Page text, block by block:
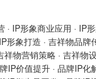
· IP形象商业应用 · IP
形象打造 · 吉祥物品牌
祥物营销策略 · 吉祥物
IP价值提升 · 品牌IP化